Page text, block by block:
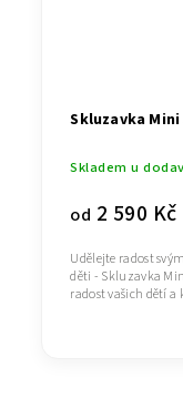
Skluzavka
Skladem u
od 2 590 Kč
Udělejte radost
děti - Skluzavka
radost vašich dětí a